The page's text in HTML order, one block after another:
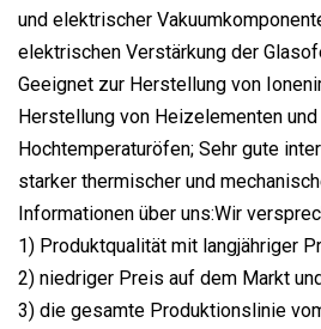
und elektrischer
elektrischen Verstärkung der
Geeignet zur Herstellung von
Herstellung von Heizelementen
Hochtemperaturöfen; Sehr gute
starker thermischer und
Informationen über uns:Wir
1) Produktqualität mit langjähriger
2) niedriger Preis auf dem Markt
3) die gesamte Produktionslinie